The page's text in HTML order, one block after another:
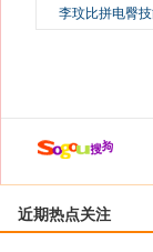
李玟比拼电臀
近期热点关注